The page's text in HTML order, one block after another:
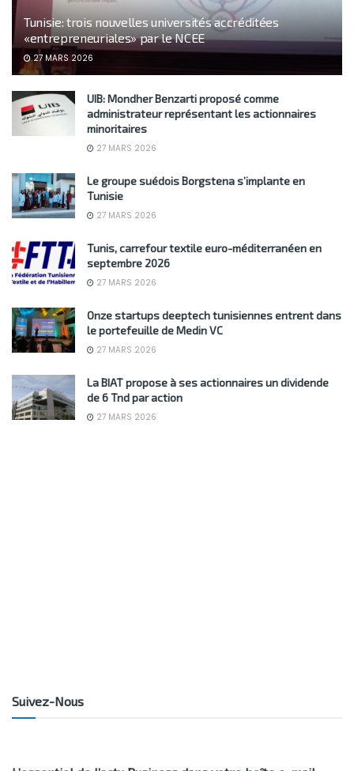
Tunisie: trois nouvelles universités accréditées
«entrepreneuriales» par le NCEE
27 MARS 2026
UIB: Mondher Benzarti proposé comme
administrateur représentant les actionnaires
minoritaires
27 MARS 2026
Le groupe suédois Borgstena s’implante en
Tunisie
27 MARS 2026
Tunis, carrefour textile euro-méditerranéen en
septembre 2026
27 MARS 2026
Onze startups deeptech tunisiennes entrent dans
le portefeuille de Medin VC
27 MARS 2026
La BIAT propose à ses actionnaires un dividende
de 6 Tnd par action
27 MARS 2026
Suivez-Nous